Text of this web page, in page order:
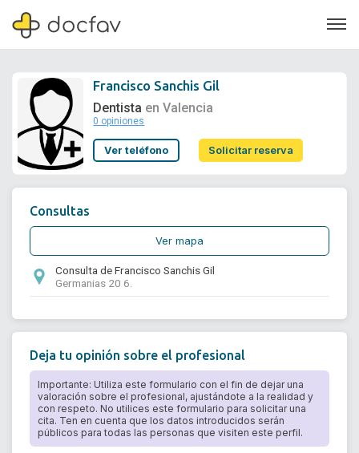
Soporte
Francisco Sanchis Gil
Dentista en Valencia
0 opiniones
Ver teléfono Solicitar reserva
Consultas
Ver mapa
Consulta de Francisco Sanchis Gil
Germanias 20 6.
Deja tu opinión sobre el profesional
Importante: Utiliza este formulario con el fin de dejar una
valoración sobre el profesional, ajustándote a la realidad y
con respeto. No utilices este formulario para solicitar una
cita. Ten en cuenta que los datos introducidos serán
públicos para todas las personas que visiten este perfil.